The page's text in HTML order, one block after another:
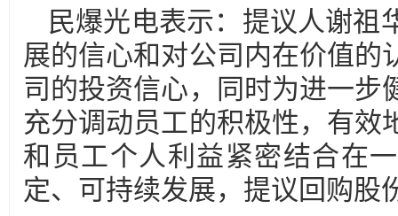
民爆光电表示：提议人谢祖
展的信心和对公司内在价值的
司的投资信心，同时为进一步
充分调动员工的积极性，有效
和员工个人利益紧密结合在
定、可持续发展，提议回购股